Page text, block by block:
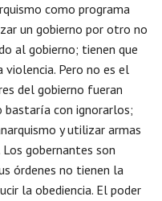
como programa
un gobierno por otro no
al gobierno; tienen que
violencia. Pero no es el
del gobierno fueran
bastaría con ignorarlos;
y utilizar armas
gobernantes son
órdenes no tienen la
la obediencia. El poder